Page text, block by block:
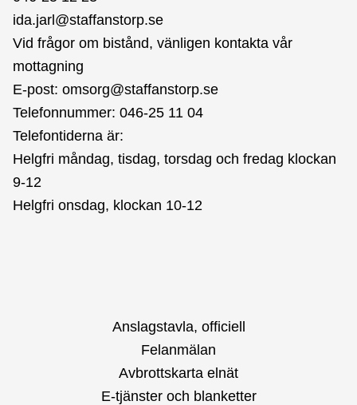
ida.jarl@staffanstorp.se
Vid frågor om bistånd, vänligen kontakta vår
mottagning
E-post: omsorg@staffanstorp.se
Telefonnummer: 046-25 11 04
Telefontiderna är:
Helgfri måndag, tisdag, torsdag och fredag klockan
9-12
Helgfri onsdag, klockan 10-12
Anslagstavla, officiell
Felanmälan
Avbrottskarta elnät
E-tjänster och blanketter